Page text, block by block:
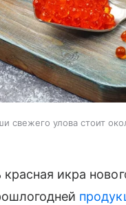
свежего улова стоит
икра